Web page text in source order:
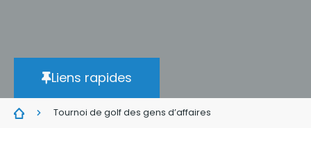
Liens rapides
Tournoi de golf des gens d’affaires